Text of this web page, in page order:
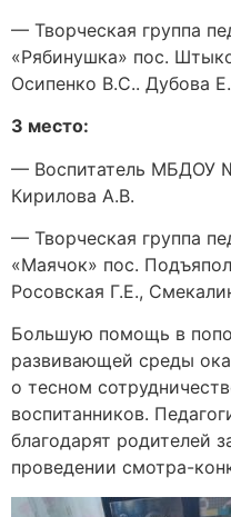
— Творческая группа
«Рябинушка» пос.
Осипенко В.С.. Дубова
3 место:
— Воспитатель МБДОУ
Кирилова А.В.
— Творческая группа
«Маячок» пос.
Росовская Г.Е.,
Большую помощь в
развивающей среды
о тесном
воспитанников.
благодарят родителей
проведении смотра-